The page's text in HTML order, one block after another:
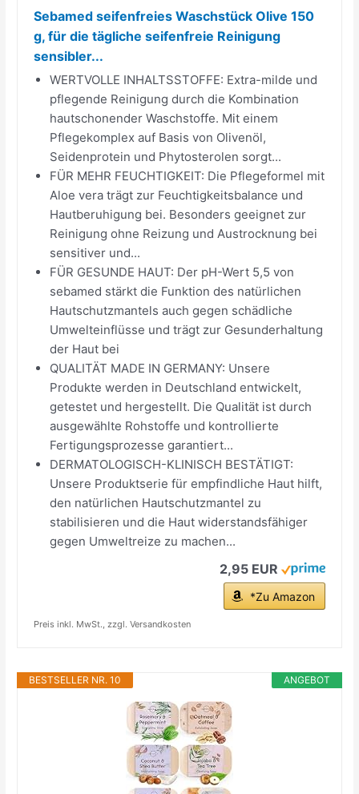
Sebamed seifenfreies Waschstück Olive 150
g, für die tägliche seifenfreie Reinigung
sensibler...
WERTVOLLE INHALTSSTOFFE: Extra-milde und
pflegende Reinigung durch die Kombination
hautschonender Waschstoffe. Mit einem
Pflegekomplex auf Basis von Olivenöl,
Seidenprotein und Phytosterolen sorgt...
FÜR MEHR FEUCHTIGKEIT: Die Pflegeformel mit
Aloe vera trägt zur Feuchtigkeitsbalance und
Hautberuhigung bei. Besonders geeignet zur
Reinigung ohne Reizung und Austrocknung bei
sensitiver und...
FÜR GESUNDE HAUT: Der pH-Wert 5,5 von
sebamed stärkt die Funktion des natürlichen
Hautschutzmantels auch gegen schädliche
Umwelteinflüsse und trägt zur Gesunderhaltung
der Haut bei
QUALITÄT MADE IN GERMANY: Unsere
Produkte werden in Deutschland entwickelt,
getestet und hergestellt. Die Qualität ist durch
ausgewählte Rohstoffe und kontrollierte
Fertigungsprozesse garantiert...
DERMATOLOGISCH-KLINISCH BESTÄTIGT:
Unsere Produktserie für empfindliche Haut hilft,
den natürlichen Hautschutzmantel zu
stabilisieren und die Haut widerstandsfähiger
gegen Umweltreize zu machen...
2,95 EUR
*Zu Amazon
Preis inkl. MwSt., zzgl. Versandkosten
ANGEBOT
BESTSELLER NR. 10